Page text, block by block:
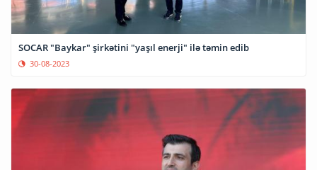
SOCAR "Baykar" şirkətini "yaşıl enerji" ilə təmin edib
30-08-2023